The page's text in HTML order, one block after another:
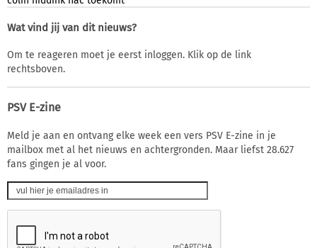
Wat vind jij van dit nieuws?
Om te reageren moet je eerst inloggen. Klik op de link
rechtsboven.
PSV E-zine
Meld je aan en ontvang elke week een vers PSV E-zine in je
mailbox met al het nieuws en achtergronden. Maar liefst 28.627
fans gingen je al voor.